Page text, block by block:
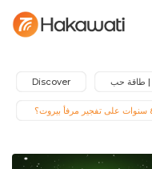
Discover